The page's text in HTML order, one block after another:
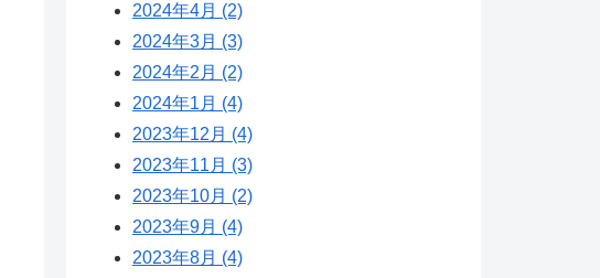
2024年4月 (2)
2024年3月 (3)
2024年2月 (2)
2024年1月 (4)
2023年12月 (4)
2023年11月 (3)
2023年10月 (2)
2023年9月 (4)
2023年8月 (4)